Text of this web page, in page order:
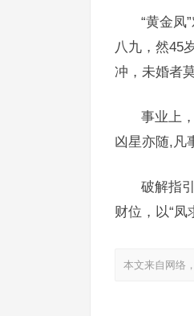
“黄金凤
八九，然45
冲，未婚者
事业上
凶星亦随,凡
破解指
财位，以“凤
本文来自网络